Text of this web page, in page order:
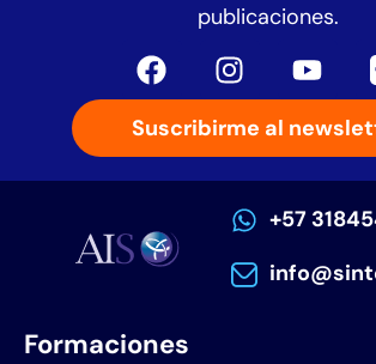
publicaciones.
Suscribirme al
+57
Formaciones